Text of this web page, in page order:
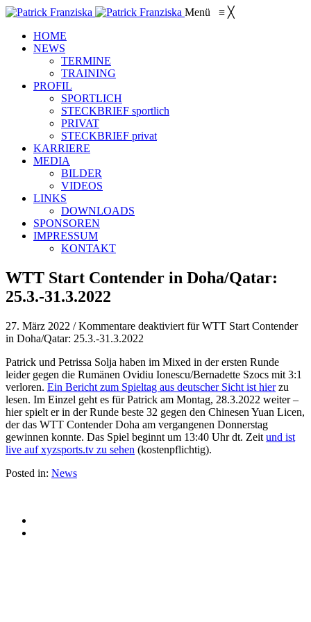
Menü ≡ ╳
HOME
NEWS
TERMINE
TRAINING
PROFIL
SPORTLICH
STECKBRIEF sportlich
PRIVAT
STECKBRIEF privat
KARRIERE
MEDIA
BILDER
VIDEOS
LINKS
DOWNLOADS
SPONSOREN
IMPRESSUM
KONTAKT
WTT Start Contender in Doha/Qatar:
25.3.-31.3.2022
27. März 2022 /Kommentare deaktiviert für WTT Start Contender
in Doha/Qatar: 25.3.-31.3.2022
Patrick und Petrissa Solja haben im Mixed in der ersten Runde
leider gegen die Rumänen Ovidiu Ionescu/Bernadette Szocs mit 3:1
verloren. Ein Bericht zum Spieltag aus deutscher Sicht ist hierzu
lesen. Im Einzel geht es für Patrick am Montag, 28.3.2022 weiter –
hier spielt er in der Runde beste 32 gegen den Chinesen Yuan Licen,
der das WTT Contender Doha am vergangenen Donnerstag
gewinnen konnte. Das Spiel beginnt um 13:40 Uhr dt. Zeit und ist
live auf xyzsports.tv zu sehen (kostenpflichtig).
Posted in: News